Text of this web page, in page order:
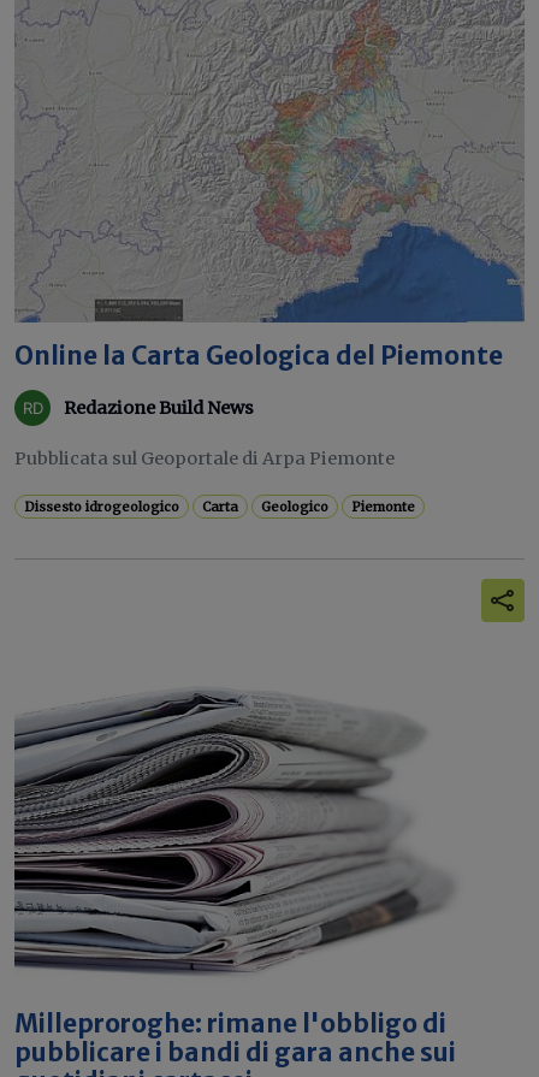
Online la Carta Geologica del Piemonte
Redazione Build News
Pubblicata sul Geoportale di Arpa Piemonte
Dissesto idrogeologico Carta Geologico Piemonte
Milleproroghe: rimane l'obbligo di
pubblicare i bandi di gara anche sui